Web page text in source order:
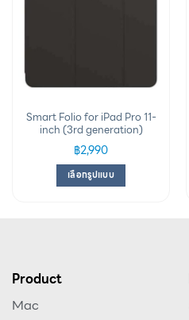
Smart Folio for iPad Pro 11-
inch (3rd generation)
฿2,990
เลือกรูปแบบ
Product
Mac